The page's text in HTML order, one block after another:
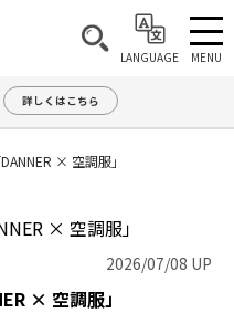
LANGUAGE MENU
詳しくはこちら
× 空調服」
2026/07/08 UP
× 空調服」